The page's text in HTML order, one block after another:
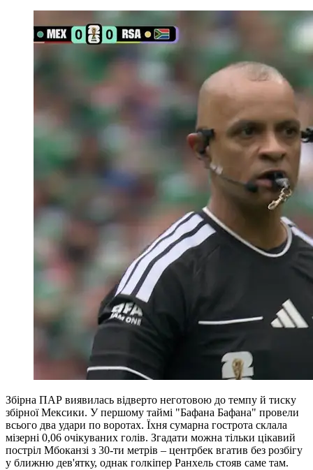
Збірна ПАР виявилась відверто неготовою до темпу й тиску
збірної Мексики. У першому таймі "Бафана Бафана" провели
всього два удари по воротах. Їхня сумарна гострота склала
мізерні 0,06 очікуваних голів. Згадати можна тільки цікавий
постріл Мбоканзі з 30-ти метрів – центрбек вгатив без розбігу
у ближню дев'ятку, однак голкіпер Ранхель стояв саме там.